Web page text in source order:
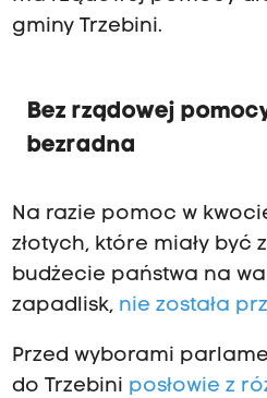
gminy Trzebini.
Bez rządowej
bezradna
Na razie pomoc w
złotych, które miały być
budżecie państwa na
zapadlisk, nie została
Przed wyborami
do Trzebini posłowie z